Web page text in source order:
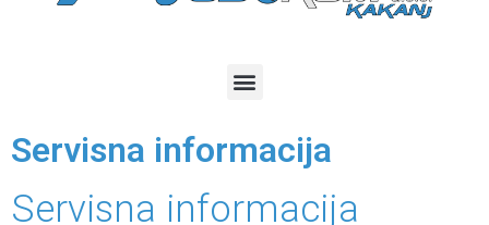
Servisna informacija
Servisna informacija